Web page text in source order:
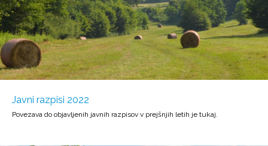
Javni razpisi 2022
Povezava do objavljenih javnih razpisov v prejšnjih letih je tukaj.